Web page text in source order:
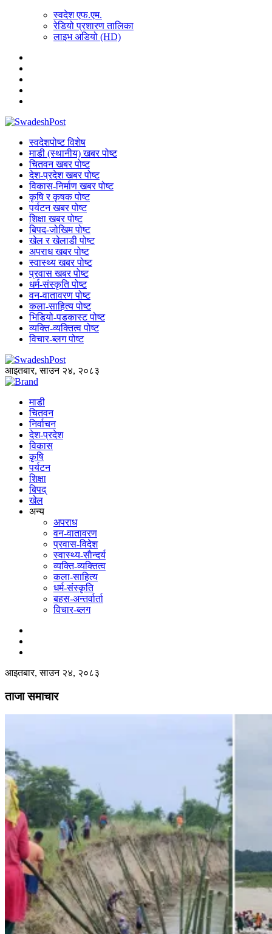
स्वदेश एफ.एम.
रेडियो प्रशारण तालिका
लाइभ अडियो (HD)
स्वदेशपोष्ट विशेष
माडी (स्थानीय) खबर पोष्ट
चितवन खबर पोष्ट
देश-प्रदेश खबर पोष्ट
विकास-निर्माण खबर पोष्ट
कृषि र कृषक पोष्ट
पर्यटन खबर पोष्ट
शिक्षा खबर पोष्ट
बिपद-जोखिम पोष्ट
खेल र खेलाडी पोष्ट
अपराध खबर पोष्ट
स्वास्थ्य खबर पोष्ट
प्रवास खबर पोष्ट
धर्म-संस्कृति पोष्ट
वन-वातावरण पोष्ट
कला-साहित्य पोष्ट
भिडियो-पडकास्ट पोष्ट
व्यक्ति-व्यक्तित्व पोष्ट
विचार-ब्लग पोष्ट
आइतबार, साउन २४, २०८३
माडी
चितवन
निर्वाचन
देश-प्रदेश
विकास
कृषि
पर्यटन
शिक्षा
बिपद्
खेल
अन्य
अपराध
वन-वातावरण
प्रवास-विदेश
स्वास्थ्य-साैन्दर्य
व्यक्ति-व्यक्तित्व
कला-साहित्य
धर्म-संस्कृति
बहस-अन्तर्वार्ता
विचार-ब्लग
आइतबार, साउन २४, २०८३
ताजा समाचार